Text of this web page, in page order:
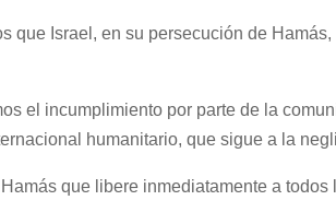
que Israel, en su persecución de
el incumplimiento por parte de la
humanitario, que sigue a la
que libere inmediatamente a todos